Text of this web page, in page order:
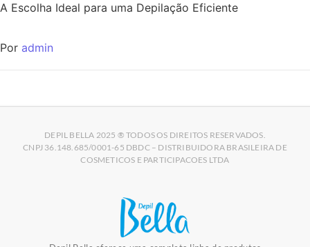
A Escolha Ideal para uma Depilação Eficiente
Por admin
DEPIL BELLA 2025 ® TODOS OS DIREITOS RESERVADOS.
CNPJ 36.148.685/0001-65 DBDC – DISTRIBUIDORA BRASILEIRA DE
COSMETICOS E PARTICIPACOES LTDA